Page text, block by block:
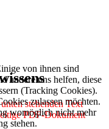
stehenden Text
PDF-Dokument
von ihnen sind
andere uns helfen, diese
(Tracking Cookies).
zulassen möchten.
womöglich nicht mehr
stehen.